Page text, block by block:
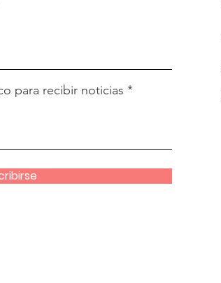
para recibir noticias